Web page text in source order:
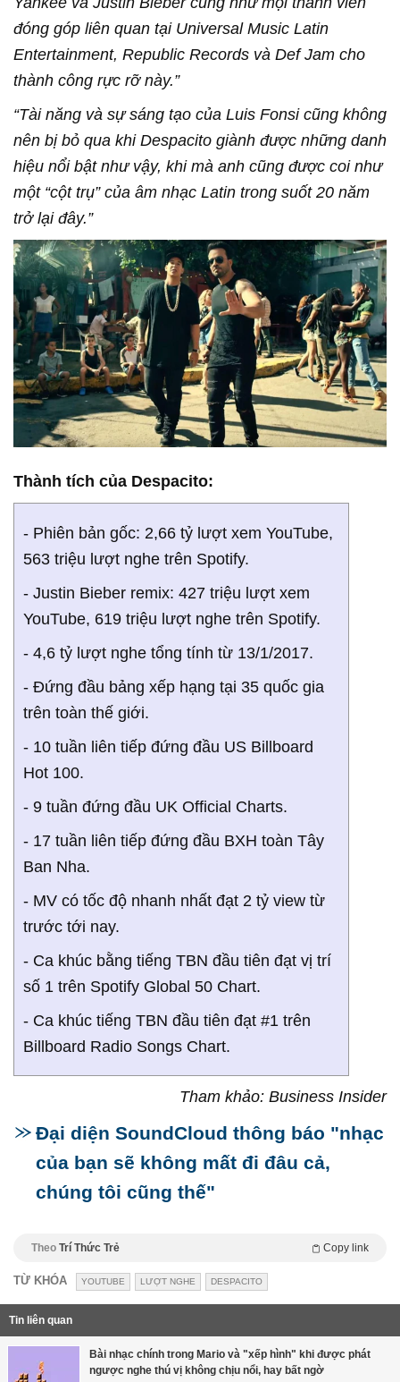
đóng góp liên quan tại Universal Music Latin
Entertainment, Republic Records và Def Jam cho
thành công rực rỡ này.”
“Tài năng và sự sáng tạo của Luis Fonsi cũng không
nên bị bỏ qua khi Despacito giành được những danh
hiệu nổi bật như vậy, khi mà anh cũng được coi như
một “cột trụ” của âm nhạc Latin trong suốt 20 năm
trở lại đây.”
Thành tích của Despacito:
- Phiên bản gốc: 2,66 tỷ lượt xem YouTube,
563 triệu lượt nghe trên Spotify.
- Justin Bieber remix: 427 triệu lượt xem
YouTube, 619 triệu lượt nghe trên Spotify.
- 4,6 tỷ lượt nghe tổng tính từ 13/1/2017.
- Đứng đầu bảng xếp hạng tại 35 quốc gia
trên toàn thế giới.
- 10 tuần liên tiếp đứng đầu US Billboard
Hot 100.
- 9 tuần đứng đầu UK Official Charts.
- 17 tuần liên tiếp đứng đầu BXH toàn Tây
Ban Nha.
- MV có tốc độ nhanh nhất đạt 2 tỷ view từ
trước tới nay.
- Ca khúc bằng tiếng TBN đầu tiên đạt vị trí
số 1 trên Spotify Global 50 Chart.
- Ca khúc tiếng TBN đầu tiên đạt #1 trên
Billboard Radio Songs Chart.
Tham khảo: Business Insider
Đại diện SoundCloud thông báo "nhạc
của bạn sẽ không mất đi đâu cả,
chúng tôi cũng thế"
Theo Trí Thức Trẻ Copy link
TỪ KHÓA YOUTUBE LƯỢT NGHE DESPACITO
Tin liên quan
Bài nhạc chính trong Mario và "xếp hình" khi được phát
ngược nghe thú vị không chịu nổi, hay bất ngờ